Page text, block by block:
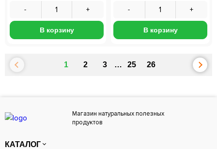
В корзину В корзину
1 2 3 … 25 26
Магазин натуральных полезных
продуктов
КАТАЛОГ